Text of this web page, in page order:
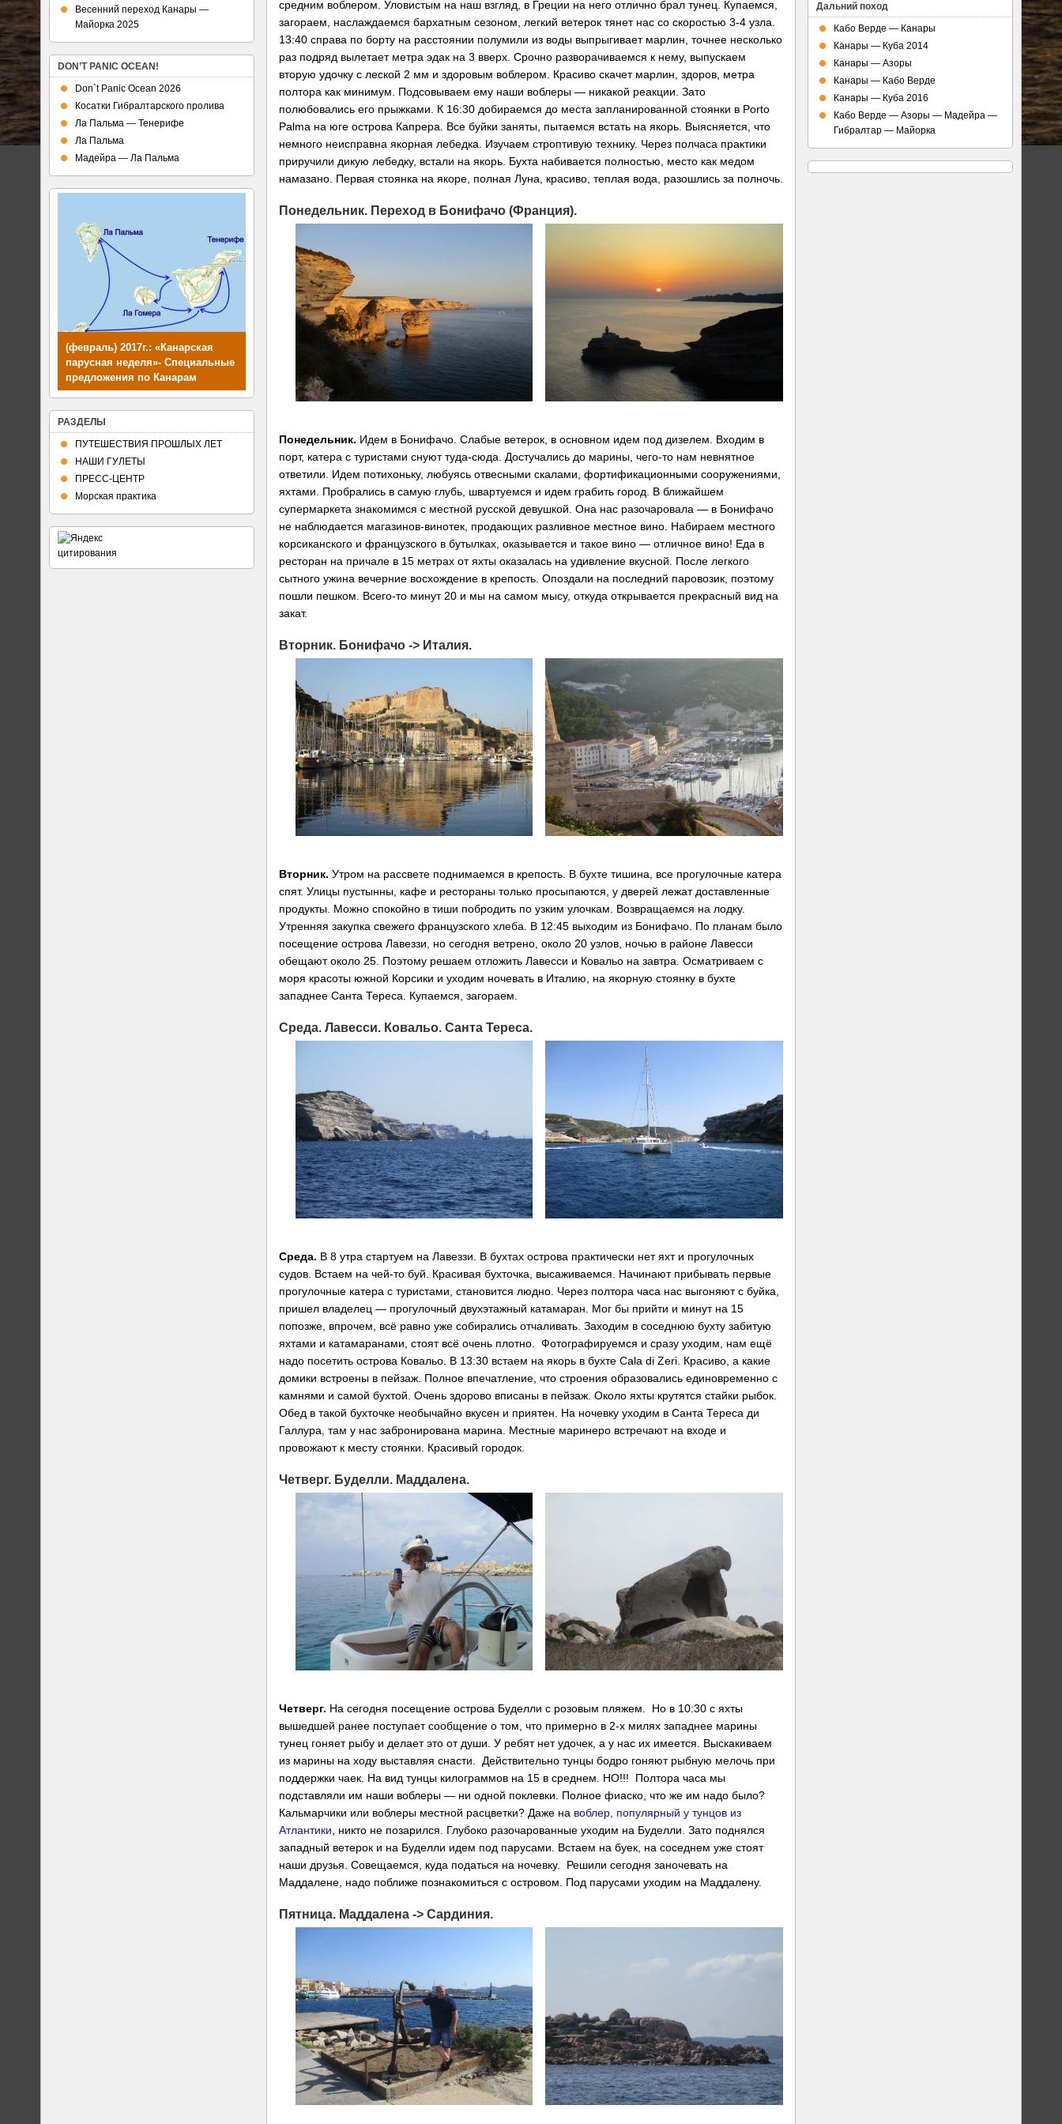
средним воблером. Уловистым на наш взгляд, в Греции на него отлично брал тунец. Купаемся,
загораем, наслаждаемся бархатным сезоном, легкий ветерок тянет нас со скоростью 3-4 узла.
13:40 справа по борту на расстоянии полумили из воды выпрыгивает марлин, точнее несколько
раз подряд вылетает метра эдак на 3 вверх. Срочно разворачиваемся к нему, выпускаем
вторую удочку с леской 2 мм и здоровым воблером. Красиво скачет марлин, здоров, метра
полтора как минимум. Подсовываем ему наши воблеры — никакой реакции. Зато
полюбовались его прыжками. К 16:30 добираемся до места запланированной стоянки в Porto
Palma на юге острова Капрера. Все буйки заняты, пытаемся встать на якорь. Выясняется, что
немного неисправна якорная лебедка. Изучаем строптивую технику. Через полчаса практики
приручили дикую лебедку, встали на якорь. Бухта набивается полностью, место как медом
намазано. Первая стоянка на якоре, полная Луна, красиво, теплая вода, разошлись за полночь.
Понедельник. Переход в Бонифачо (Франция).
Понедельник. Идем в Бонифачо. Слабые ветерок, в основном идем под дизелем. Входим в
порт, катера с туристами снуют туда-сюда. Достучались до марины, чего-то нам невнятное
ответили. Идем потихоньку, любуясь отвесными скалами, фортификационными сооружениями,
яхтами. Пробрались в самую глубь, швартуемся и идем грабить город. В ближайшем
супермаркета знакомимся с местной русской девушкой. Она нас разочаровала — в Бонифачо
не наблюдается магазинов-винотек, продающих разливное местное вино. Набираем местного
корсиканского и французского в бутылках, оказывается и такое вино — отличное вино! Еда в
ресторан на причале в 15 метрах от яхты оказалась на удивление вкусной. После легкого
сытного ужина вечерние восхождение в крепость. Опоздали на последний паровозик, поэтому
пошли пешком. Всего-то минут 20 и мы на самом мысу, откуда открывается прекрасный вид на
закат.
Вторник. Бонифачо -> Италия.
Вторник. Утром на рассвете поднимаемся в крепость. В бухте тишина, все прогулочные катера
спят. Улицы пустынны, кафе и рестораны только просыпаются, у дверей лежат доставленные
продукты. Можно спокойно в тиши побродить по узким улочкам. Возвращаемся на лодку.
Утренняя закупка свежего французского хлеба. В 12:45 выходим из Бонифачо. По планам было
посещение острова Лавеззи, но сегодня ветрено, около 20 узлов, ночью в районе Лавесси
обещают около 25. Поэтому решаем отложить Лавесси и Ковальо на завтра. Осматриваем с
моря красоты южной Корсики и уходим ночевать в Италию, на якорную стоянку в бухте
западнее Санта Тереса. Купаемся, загораем.
Среда. Лавесси. Ковальо. Санта Тереса.
Среда. В 8 утра стартуем на Лавеззи. В бухтах острова практически нет яхт и прогулочных
судов. Встаем на чей-то буй. Красивая бухточка, высаживаемся. Начинают прибывать первые
прогулочные катера с туристами, становится людно. Через полтора часа нас выгоняют с буйка,
пришел владелец — прогулочный двухэтажный катамаран. Мог бы прийти и минут на 15
попозже, впрочем, всё равно уже собирались отчаливать. Заходим в соседнюю бухту забитую
яхтами и катамаранами, стоят всё очень плотно. Фотографируемся и сразу уходим, нам ещё
надо посетить острова Ковальо. В 13:30 встаем на якорь в бухте Cala di Zeri. Красиво, а какие
домики встроены в пейзаж. Полное впечатление, что строения образовались единовременно с
камнями и самой бухтой. Очень здорово вписаны в пейзаж. Около яхты крутятся стайки рыбок.
Обед в такой бухточке необычайно вкусен и приятен. На ночевку уходим в Санта Тереса ди
Галлура, там у нас забронирована марина. Местные маринеро встречают на входе и
провожают к месту стоянки. Красивый городок.
Четверг. Буделли. Маддалена.
Четверг. На сегодня посещение острова Буделли с розовым пляжем. Но в 10:30 с яхты
вышедшей ранее поступает сообщение о том, что примерно в 2-х милях западнее марины
тунец гоняет рыбу и делает это от души. У ребят нет удочек, а у нас их имеется. Выскакиваем
из марины на ходу выставляя снасти. Действительно тунцы бодро гоняют рыбную мелочь при
поддержки чаек. На вид тунцы килограммов на 15 в среднем. НО!!! Полтора часа мы
подставляли им наши воблеры — ни одной поклевки. Полное фиаско, что же им надо было?
Кальмарчики или воблеры местной расцветки? Даже на воблер, популярный у тунцов из
Атлантики , никто не позарился. Глубоко разочарованные уходим на Буделли. Зато поднялся
западный ветерок и на Буделли идем под парусами. Встаем на буек, на соседнем уже стоят
наши друзья. Совещаемся, куда податься на ночевку. Решили сегодня заночевать на
Маддалене, надо поближе познакомиться с островом. Под парусами уходим на Маддалену.
Пятница. Маддалена -> Сардиния.
Весенний переход Канары —
Майорка 2025
DON’T PANIC OCEAN!
Don`t Panic Ocean 2026
Косатки Гибралтарского пролива
Ла Пальма — Тенерифе
Ла Пальма
Мадейра — Ла Пальма
(февраль) 2017г.: «Канарская
парусная неделя»- Специальные
предложения по Канарам
Планы путешествий
РАЗДЕЛЫ
ПУТЕШЕСТВИЯ ПРОШЛЫХ ЛЕТ
НАШИ ГУЛЕТЫ
ПРЕСС-ЦЕНТР
Морская практика
Дальний поход
Кабо Верде — Канары
Канары — Куба 2014
Канары — Азоры
Канары — Кабо Верде
Канары — Куба 2016
Кабо Верде — Азоры — Мадейра —
Гибралтар — Майорка